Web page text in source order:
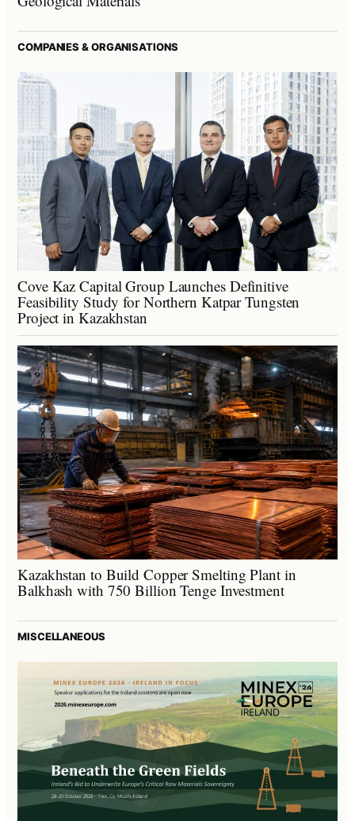
COMPANIES & ORGANISATIONS
Cove Kaz Capital Group Launches Definitive
Feasibility Study for Northern Katpar Tungsten
Project in Kazakhstan
Kazakhstan to Build Copper Smelting Plant in
Balkhash with 750 Billion Tenge Investment
MISCELLANEOUS